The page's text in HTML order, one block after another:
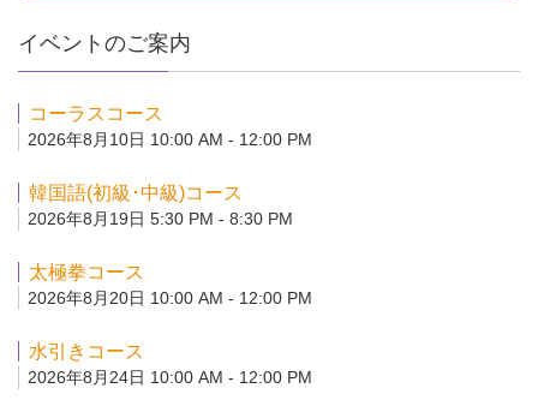
イベントのご案内
コーラスコース
2026年8月10日 10:00 AM - 12:00 PM
韓国語(初級･中級)コース
2026年8月19日 5:30 PM - 8:30 PM
太極拳コース
2026年8月20日 10:00 AM - 12:00 PM
水引きコース
2026年8月24日 10:00 AM - 12:00 PM